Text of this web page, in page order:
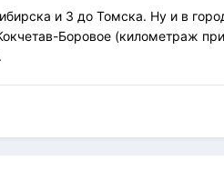
и 3 до Томска. Ну и в
Боровое (километраж